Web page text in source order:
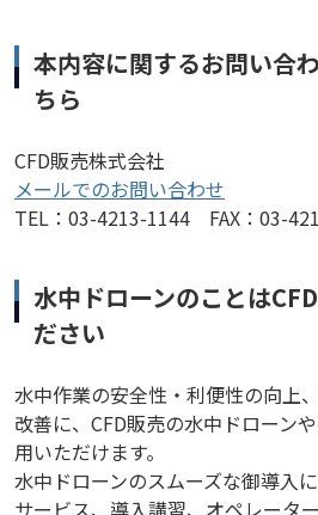
本内容に関するお問い合
ちら
CFD販売株式会社
メールでのお問い合わせ
TEL：03-4213-1144 FAX：03-
水中ドローンのことは
ださい
水中作業の安全性・利便性の向上
改善に、CFD販売の水中ドローン
用いただけます。
水中ドローンのスムーズな御導入